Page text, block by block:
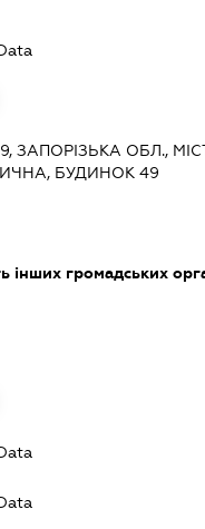
ЗАПОРІЗЬКА ОБЛ.,
БУДИНОК 49
інших громадських